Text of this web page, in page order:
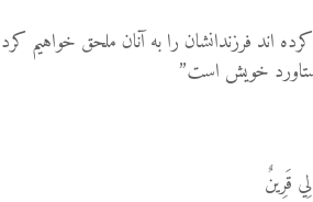
اند فرزندانشان را به آنان ملحق خواهيم كرد
خويش است”
قَرِينٌ